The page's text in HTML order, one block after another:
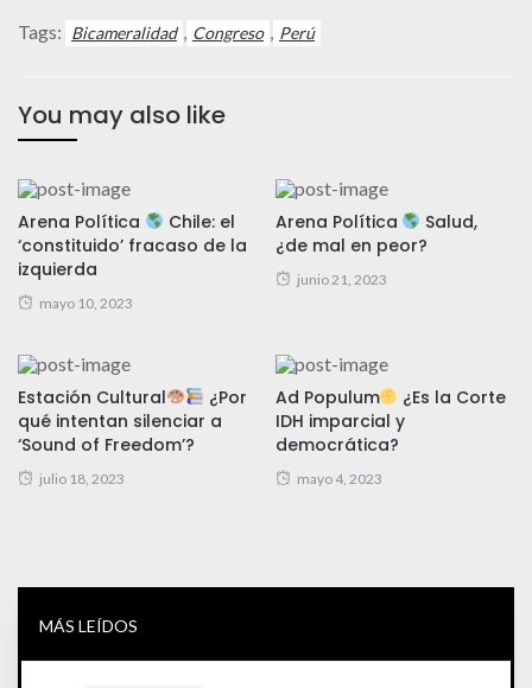
Tags: Bicameralidad , Congreso , Perú
You may also like
Arena Política
Chile: el
‘constituido’ fracaso de la
izquierda
mayo 10, 2023
Arena Política
Salud,
¿de mal en peor?
junio 21, 2023
Estación Cultural
¿Por
qué intentan silenciar a
‘Sound of Freedom’?
julio 18, 2023
Ad Populum
¿Es la Corte
IDH imparcial y
democrática?
mayo 4, 2023
MÁS LEÍDOS